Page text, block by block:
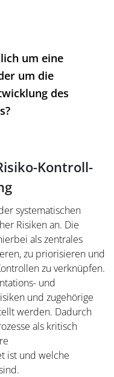
um eine
um die
des
Kontroll-
systematischen
Risiken an. Die
als zentrales
zu priorisieren und
zu verknüpfen.
und
und zugehörige
werden. Dadurch
als kritisch
ist und welche